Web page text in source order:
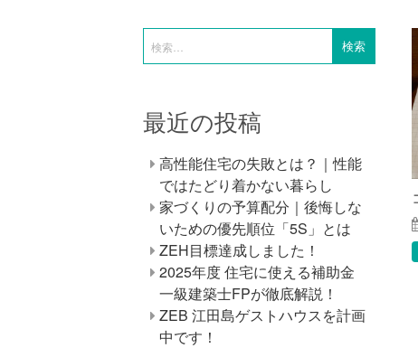
最近の投稿
高性能住宅の失敗とは？｜性能
ではたどり着かない暮らし
家づくりの予算配分｜後悔しな
いための優先順位「5S」とは
ZEH目標達成しました！
2025年度 住宅に使える補助金
一級建築士FPが徹底解説！
ZEB 江田島ゲストハウスを計画
中です！